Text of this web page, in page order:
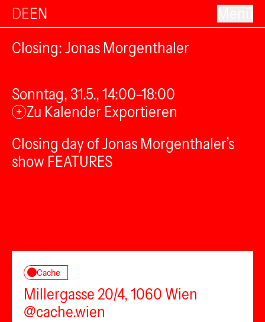
DEEN
Closing: Jonas Morgenthaler
Sonntag, 31.5., 14:00–18:00
+ Zu Kalender Exportieren
Closing day of Jonas Morgenthaler’s
show FEATURES
Cache
Millergasse 20/4, 1060 Wien
@cache.wien